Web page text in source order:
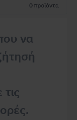
0 προϊόντα
να